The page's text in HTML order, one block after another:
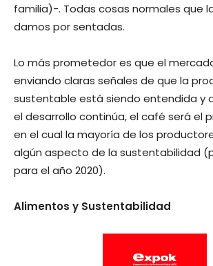
familia)-. Todas cosas normales que
damos por sentadas.
Lo más prometedor es que el
enviando claras señales de que la
sustentable está siendo entendida y
el desarrollo continúa, el café será el
en el cual la mayoría de los
algún aspecto de la sustentabilidad
para el año 2020).
Alimentos y Sustentabilidad